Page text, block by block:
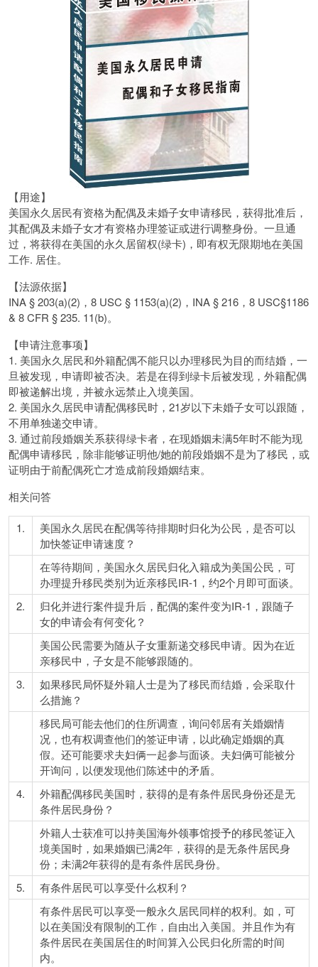
【用途】
美国永久居民有资格为配偶及未婚子女申请移民，获得批准后，
其配偶及未婚子女才有资格办理签证或进行调整身份。一旦通
过，将获得在美国的永久居留权(绿卡)，即有权无限期地在美国
工作. 居住。
【法源依据】
INA § 203(a)(2)，8 USC § 1153(a)(2)，INA § 216，8 USC§1186
& 8 CFR § 235. 11(b)。
【申请注意事项】
1. 美国永久居民和外籍配偶不能只以办理移民为目的而结婚，一
旦被发现，申请即被否决。若是在得到绿卡后被发现，外籍配偶
即被递解出境，并被永远禁止入境美国。
2. 美国永久居民申请配偶移民时，21岁以下未婚子女可以跟随，
不用单独递交申请。
3. 通过前段婚姻关系获得绿卡者，在现婚姻未满5年时不能为现
配偶申请移民，除非能够证明他/她的前段婚姻不是为了移民，或
证明由于前配偶死亡才造成前段婚姻结束。
相关问答
1.
美国永久居民在配偶等待排期时归化为公民，是否可以
加快签证申请速度？
在等待期间，美国永久居民归化入籍成为美国公民，可
办理提升移民类别为近亲移民IR-1，约2个月即可面谈。
2.
归化并进行案件提升后，配偶的案件变为IR-1，跟随子
女的申请会有何变化？
美国公民需要为随从子女重新递交移民申请。因为在近
亲移民中，子女是不能够跟随的。
3.
如果移民局怀疑外籍人士是为了移民而结婚，会采取什
么措施？
移民局可能去他们的住所调查，询问邻居有关婚姻情
况，也有权调查他们的签证申请，以此确定婚姻的真
假。还可能要求夫妇俩一起参与面谈。夫妇俩可能被分
开询问，以便发现他们陈述中的矛盾。
4.
外籍配偶移民美国时，获得的是有条件居民身份还是无
条件居民身份？
外籍人士获准可以持美国海外领事馆授予的移民签证入
境美国时，如果婚姻已满2年，获得的是无条件居民身
份；未满2年获得的是有条件居民身份。
5.
有条件居民可以享受什么权利？
有条件居民可以享受一般永久居民同样的权利。如，可
以在美国没有限制的工作，自由出入美国。并且作为有
条件居民在美国居住的时间算入公民归化所需的时间
内。